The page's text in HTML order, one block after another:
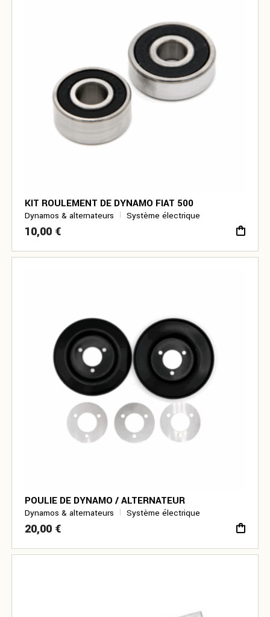
KIT ROULEMENT DE DYNAMO FIAT 500
Dynamos & alternateurs Système électrique
10,00 €
POULIE DE DYNAMO / ALTERNATEUR
Dynamos & alternateurs Système électrique
20,00 €